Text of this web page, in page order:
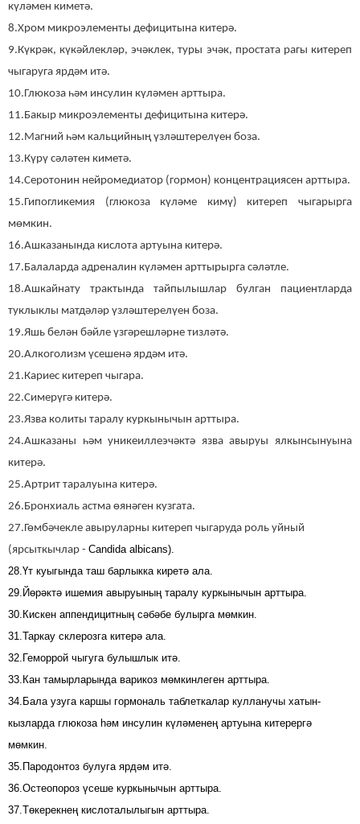
күләмен киметә.
8.Хром микроэлементы дефицитына китерә.
9.Күкрәк, күкәйлекләр, эчәклек, туры эчәк, простата рагы китереп
чыгаруга ярдәм итә.
10.Глюкоза һәм инсулин күләмен арттыра.
11.Бакыр микроэлементы дефицитына китерә.
12.Магний һәм кальцийның үзләштерелүен боза.
13.Күрү сәләтен киметә.
14.Серотонин нейромедиатор (гормон) концентрациясен арттыра.
15.Гипогликемия (глюкоза күләме кимү) китереп чыгарырга
мөмкин.
16.Ашказанында кислота артуына китерә.
17.Балаларда адреналин күләмен арттырырга сәләтле.
18.Ашкайнату трактында тайпылышлар булган пациентларда
туклыклы матдәләр үзләштерелүен боза.
19.Яшь белән бәйле үзгәрешләрне тизләтә.
20.Алкоголизм үсешенә ярдәм итә.
21.Кариес китереп чыгара.
22.Симерүгә китерә.
23.Язва колиты таралу куркынычын арттыра.
24.Ашказаны һәм уникеиллеэчәктә язва авыруы ялкынсынуына
китерә.
25.Артрит таралуына китерә.
26.Бронхиаль астма өянәген кузгата.
27.Гөмбәчекле авыруларны китереп чыгаруда роль уйный
(ярсыткычлар - Candida albicans).
28.Үт куыгында таш барлыкка киретә ала.
29.Йөрәктә ишемия авыруының таралу куркынычын арттыра.
30.Кискен аппендицитның сәбәбе булырга мөмкин.
31.Таркау склерозга китерә ала.
32.Геморрой чыгуга булышлык итә.
33.Кан тамырларында варикоз мөмкинлеген арттыра.
34.Бала узуга каршы гормональ таблеткалар кулланучы хатын-
кызларда глюкоза һәм инсулин күләменең артуына китерергә
мөмкин.
35.Пародонтоз булуга ярдәм итә.
36.Остеопороз үсеше куркынычын арттыра.
37.Төкерекнең кислоталылыгын арттыра.